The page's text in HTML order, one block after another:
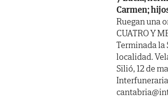
Carmen;
Ruegan una
CUATRO Y
Terminada la
localidad.
Silió, 12 de